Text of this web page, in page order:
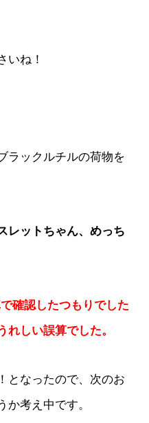
いね！
ラックルチルの荷物を
レットちゃん、めっち
確認したつもりでした
しい誤算でした。
となったので、次のお
か考え中です。